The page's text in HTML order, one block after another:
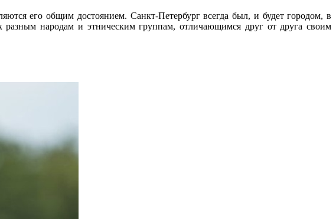
его общим достоянием. Санкт-Петербург всегда был, и будет городом, в
разным народам и этническим группам, отличающимся друг от друга своим